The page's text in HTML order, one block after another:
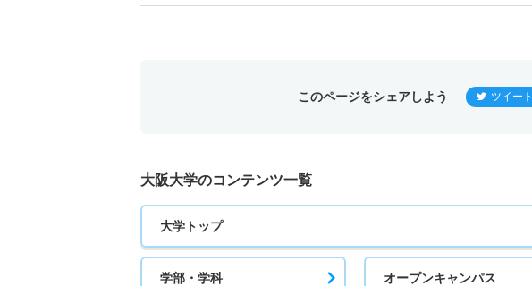
このページをシェアしよう ツイート
大阪大学のコンテンツ一覧
大学トップ
学部・学科 オープンキャンパス